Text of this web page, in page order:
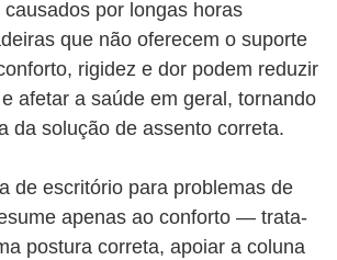
​​por longas horas
que não oferecem o suporte
rigidez e dor podem reduzir
afetar a saúde em geral, tornando
da solução de assento correta.
de escritório para problemas de
apenas ao conforto — trata-
postura correta, apoiar a coluna